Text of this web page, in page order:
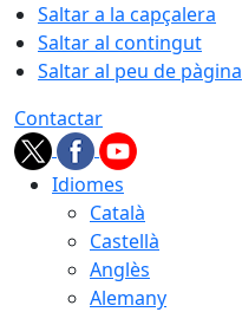
Saltar a la capçalera
Saltar al contingut
Saltar al peu de pàgina
Contactar
Idiomes
Català
Castellà
Anglès
Alemany